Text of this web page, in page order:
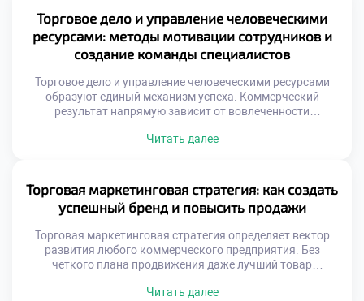
и импортные операции требуют особых компетенций и
знаний. Образование формирует понимание мировых
торговых потоков и правил. Студенты осваивают
механизмы […]
Торговое дело и управление человеческими
ресурсами: методы мотивации сотрудников и
создание команды специалистов
Торговое дело и управление человеческими ресурсами
образуют единый механизм успеха. Коммерческий
результат напрямую зависит от вовлеченности
торговой организации. Эффективная команда создается
климат определяет качество обслуживания клиентов.
Подготовка управленцев требует специальных знаний в
области HR. Студенты осваивают […]
Читать далее
Торговая маркетинговая стратегия: как создать
успешный бренд и повысить продажи
Торговая маркетинговая стратегия определяет вектор
развития любого коммерческого предприятия. Без
четкого плана продвижения даже лучший товар
через системную работу с восприятием аудитории. Рост
Читать далее